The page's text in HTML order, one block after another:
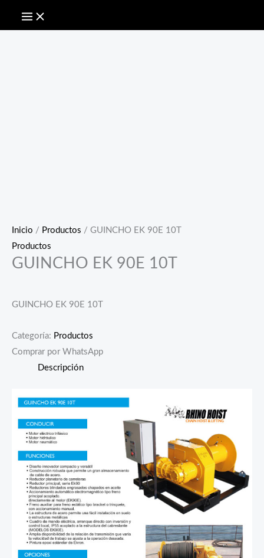
Inicio / Productos / GUINCHO EK 90E 10T
Productos
GUINCHO EK 90E 10T
GUINCHO EK 90E 10T
Categoría: Productos
Comprar por WhatsApp
Descripción